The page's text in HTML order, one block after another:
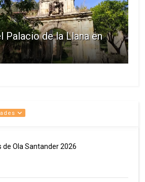
Palacio de la Llana en
de Ola Santander 2026